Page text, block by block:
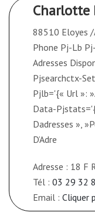
Charlotte
88510 Eloyes /
Phone Pj-Lb
Adresses
Pjsearchctx-
Pjlb='{« Url »:
Data-
Dadresses »,
D’Adre
Adresse : 18 F
Tél : 03 29 32
Email : Cliquer